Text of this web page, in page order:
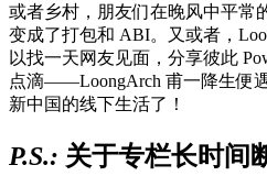
或者乡村，朋友们在晚风中平常
变成了打包和 ABI。又或者，
以找一天网友见面，分享彼此
点滴——LoongArch 甫一降生便
新中国的线下生活了！
P.S.: 关于专栏长时间